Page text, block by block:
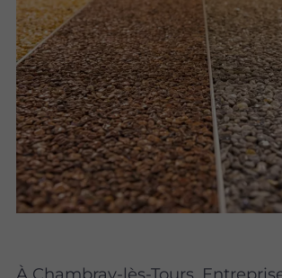
À Chambray-lès-Tours,